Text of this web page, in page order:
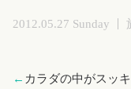
2012.05.27 Sunday
← カラダの中がスッ